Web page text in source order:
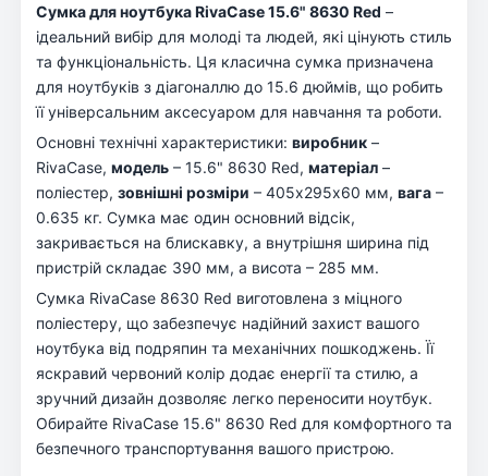
Сумка для ноутбука RivaCase 15.6" 8630 Red –
ідеальний вибір для молоді та людей, які цінують стиль
та функціональність. Ця класична сумка призначена
для ноутбуків з діагоналлю до 15.6 дюймів, що робить
її універсальним аксесуаром для навчання та роботи.
Основні технічні характеристики: виробник –
RivaCase, модель – 15.6" 8630 Red, матеріал –
поліестер, зовнішні розміри – 405х295х60 мм, вага –
0.635 кг. Сумка має один основний відсік,
закривається на блискавку, а внутрішня ширина під
пристрій складає 390 мм, а висота – 285 мм.
Сумка RivaCase 8630 Red виготовлена з міцного
поліестеру, що забезпечує надійний захист вашого
ноутбука від подряпин та механічних пошкоджень. Її
яскравий червоний колір додає енергії та стилю, а
зручний дизайн дозволяє легко переносити ноутбук.
Обирайте RivaCase 15.6" 8630 Red для комфортного та
безпечного транспортування вашого пристрою.